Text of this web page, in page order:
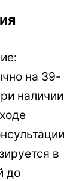
на 39-
наличии
в
до